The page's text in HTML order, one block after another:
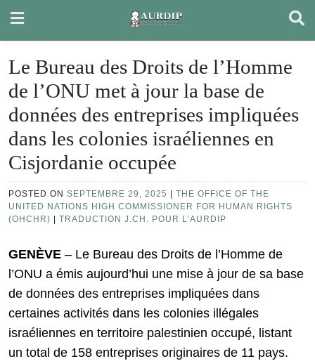
content
Le Bureau des Droits de l’Homme
de l’ONU met à jour la base de
données des entreprises impliquées
dans les colonies israéliennes en
Cisjordanie occupée
POSTED ON SEPTEMBRE 29, 2025
THE OFFICE OF THE
UNITED NATIONS HIGH COMMISSIONER FOR HUMAN RIGHTS
(OHCHR)
TRADUCTION J.CH. POUR L’AURDIP
GENÈVE – Le Bureau des Droits de l’Homme de
l’ONU a émis aujourd’hui une mise à jour de sa base
de données des entreprises impliquées dans
certaines activités dans les colonies illégales
israéliennes en territoire palestinien occupé, listant
un total de 158 entreprises originaires de 11 pays.